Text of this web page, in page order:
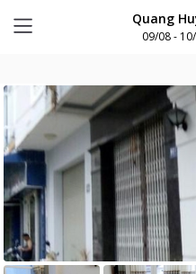
Quang
09/08 -